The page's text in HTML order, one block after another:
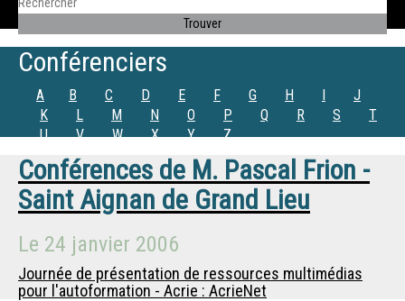
Conférenciers
A B C D E F G H I
J
K
L M N O P Q R S
T
U
V W X Y Z
Conférences de M. Pascal Frion -
Saint Aignan de Grand Lieu
Le 24 janvier 2006
Journée de présentation de ressources multimédias
pour l'autoformation - Acrie : AcrieNet